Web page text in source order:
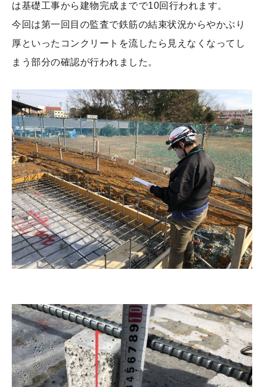
は基礎工事から建物完成までで10回行われます。
今回は第一回目の監査で鉄筋の結束状況からやかぶり
厚といったコンクリートを流したら見えなくなってし
まう部分の確認が行われました。